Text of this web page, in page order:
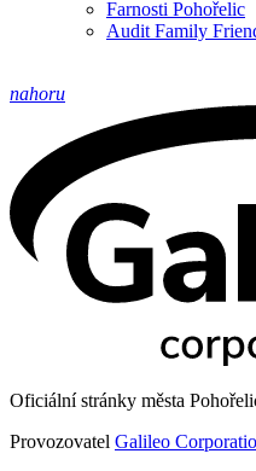
Farnosti Pohořelic
Audit Family
nahoru
Oficiální stránky města
Provozovatel Galileo